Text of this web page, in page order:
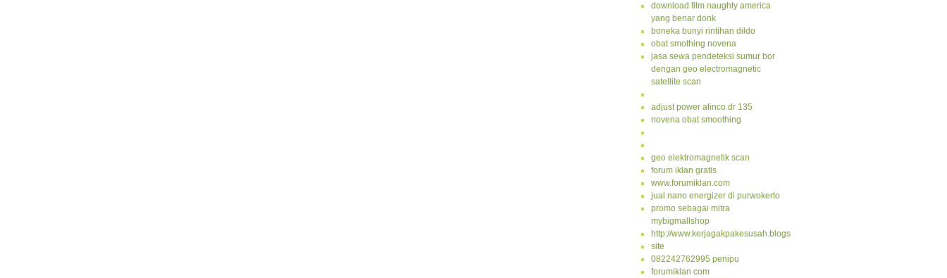
download film naughty america
yang benar donk
boneka bunyi rintihan dildo
obat smothing novena
jasa sewa pendeteksi sumur bor
dengan geo electromagnetic
satellite scan
adjust power alinco dr 135
novena obat smoothing
geo elektromagnetik scan
forum iklan gratis
www.forumiklan.com
jual nano energizer di purwokerto
promo sebagai mitra
mybigmallshop
http://www.kerjagakpakesusah.blogspot.com/
site
082242762995 penipu
forumiklan com